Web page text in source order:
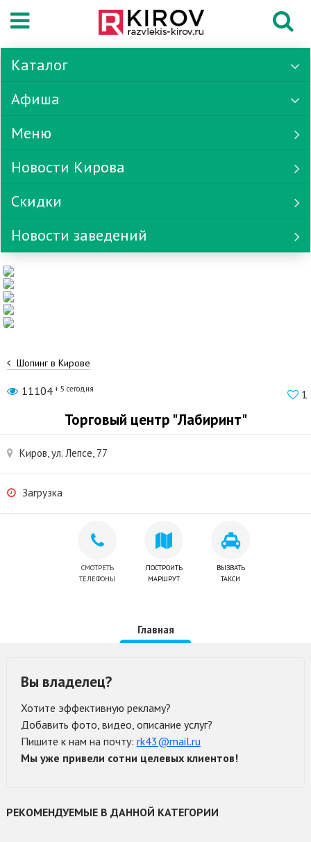
Каталог
Афиша
Меню
Новости Кирова
Скидки
Новости заведений
Шопинг в Кирове
11104 + 5 сегодня 1
Торговый центр "Лабиринт"
Киров, ул. Лепсе, 77
Загрузка
СМОТРЕТЬ
ТЕЛЕФОНЫ
ПОСТРОИТЬ
МАРШРУТ
ВЫЗВАТЬ
ТАКСИ
Главная
Вы владелец?
Хотите эффективную рекламу?
Добавить фото, видео, описание услуг?
Пишите к нам на почту: rk43@mail.ru
Мы уже привели сотни целевых клиентов!
РЕКОМЕНДУЕМЫЕ В ДАННОЙ КАТЕГОРИИ